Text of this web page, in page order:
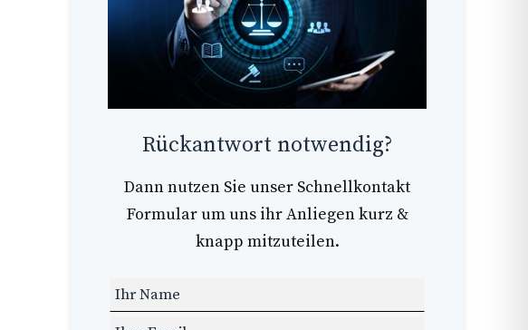
Rückantwort notwendig?
Dann nutzen Sie unser Schnellkontakt
Formular um uns ihr Anliegen kurz &
knapp mitzuteilen.
Lass
dieses